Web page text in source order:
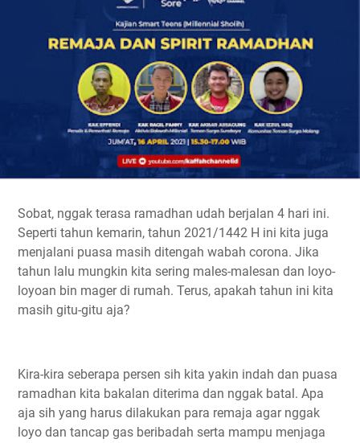
p
m
k
Sobat, nggak terasa ramadhan udah berjalan 4 hari ini.
Seperti tahun kemarin, tahun 2021/1442 H ini kita juga
menjalani puasa masih ditengah wabah corona. Jika
tahun lalu mungkin kita sering males-malesan dan loyo-
loyoan bin mager di rumah. Terus, apakah tahun ini kita
masih gitu-gitu aja?
Kira-kira seberapa persen sih kita yakin indah dan puasa
ramadhan kita bakalan diterima dan nggak batal. Apa
aja sih yang harus dilakukan para remaja agar nggak
loyo dan tancap gas beribadah serta mampu menjaga